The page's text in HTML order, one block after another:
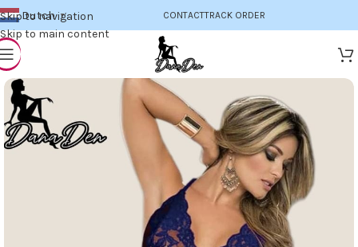
Skip to navigation
Skip to main content
Dutch ▼ CONTACTTRACK ORDER